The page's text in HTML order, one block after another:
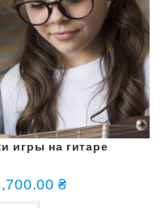
игры на гитаре
₴